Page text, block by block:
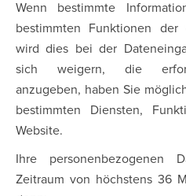
Wenn bestimmte
bestimmten Funktionen der
wird dies bei der
sich weigern, die
anzugeben, haben Sie
bestimmten Diensten,
Website.
Ihre
Zeitraum von höchstens 36